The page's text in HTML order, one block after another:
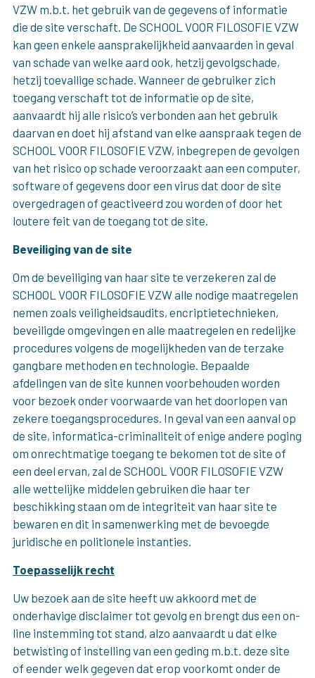
VZW m.b.t. het gebruik van de gegevens of informatie
die de site verschaft. De SCHOOL VOOR FILOSOFIE VZW
kan geen enkele aansprakelijkheid aanvaarden in geval
van schade van welke aard ook, hetzij gevolgschade,
hetzij toevallige schade. Wanneer de gebruiker zich
toegang verschaft tot de informatie op de site,
aanvaardt hij alle risico’s verbonden aan het gebruik
daarvan en doet hij afstand van elke aanspraak tegen de
SCHOOL VOOR FILOSOFIE VZW, inbegrepen de gevolgen
van het risico op schade veroorzaakt aan een computer,
software of gegevens door een virus dat door de site
overgedragen of geactiveerd zou worden of door het
loutere feit van de toegang tot de site.
Beveiliging van de site
Om de beveiliging van haar site te verzekeren zal de
SCHOOL VOOR FILOSOFIE VZW alle nodige maatregelen
nemen zoals veiligheidsaudits, encriptietechnieken,
beveiligde omgevingen en alle maatregelen en redelijke
procedures volgens de mogelijkheden van de terzake
gangbare methoden en technologie. Bepaalde
afdelingen van de site kunnen voorbehouden worden
voor bezoek onder voorwaarde van het doorlopen van
zekere toegangsprocedures. In geval van een aanval op
de site, informatica-criminaliteit of enige andere poging
om onrechtmatige toegang te bekomen tot de site of
een deel ervan, zal de SCHOOL VOOR FILOSOFIE VZW
alle wettelijke middelen gebruiken die haar ter
beschikking staan om de integriteit van haar site te
bewaren en dit in samenwerking met de bevoegde
juridische en politionele instanties.
Toepasselijk recht
Uw bezoek aan de site heeft uw akkoord met de
onderhavige disclaimer tot gevolg en brengt dus een on-
line instemming tot stand, alzo aanvaardt u dat elke
betwisting of instelling van een geding m.b.t. deze site
of eender welk gegeven dat erop voorkomt onder de